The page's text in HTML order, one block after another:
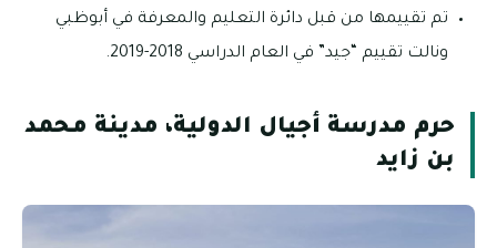
تم تقييمها من قبل دائرة التعليم والمعرفة في أبوظبي
ونالت تقييم “جيد” في العام الدراسي 2018-2019.
حرم مدرسة أجيال الدولية، مدينة محمد
بن زايد